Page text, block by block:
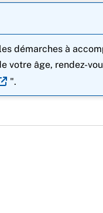
démarches à
votre âge, rendez-
".